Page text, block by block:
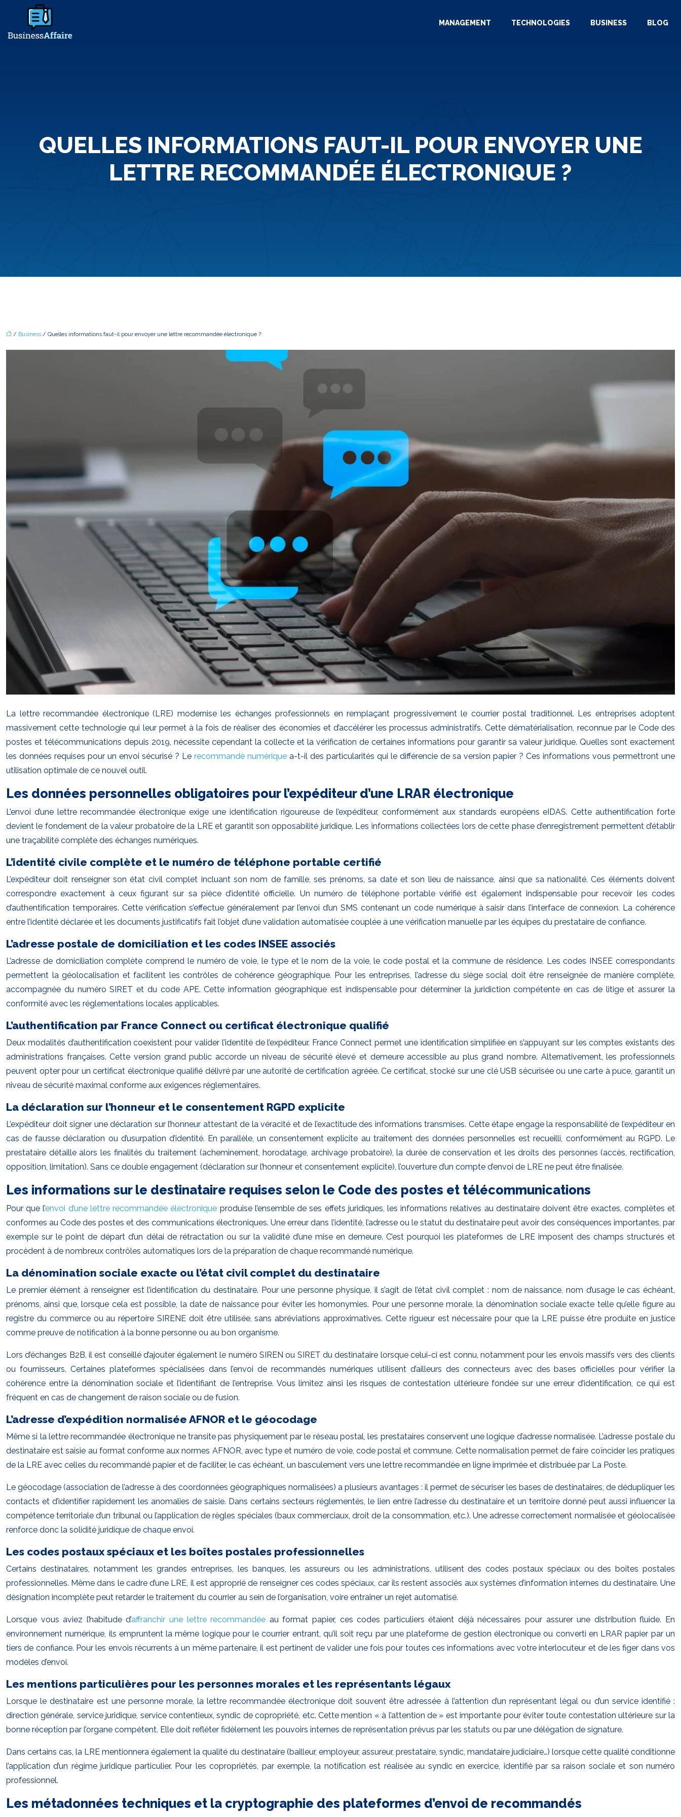
MANAGEMENT TECHNOLOGIES BUSINESS BLOG
QUELLES INFORMATIONS FAUT-IL POUR ENVOYER UNE
LETTRE RECOMMANDÉE ÉLECTRONIQUE ?
/ Business / Quelles informations faut-il pour envoyer une lettre recommandée électronique ?
La lettre recommandée électronique (LRE) modernise les échanges professionnels en remplaçant progressivement le courrier postal traditionnel. Les entreprises adoptent
massivement cette technologie qui leur permet à la fois de réaliser des économies et d’accélérer les processus administratifs. Cette dématérialisation, reconnue par le Code des
postes et télécommunications depuis 2019, nécessite cependant la collecte et la vérification de certaines informations pour garantir sa valeur juridique. Quelles sont exactement
les données requises pour un envoi sécurisé ? Le recommandé numérique a-t-il des particularités qui le différencie de sa version papier ? Ces informations vous permettront une
utilisation optimale de ce nouvel outil.
Les données personnelles obligatoires pour l’expéditeur d’une LRAR électronique
L’envoi d’une lettre recommandée électronique exige une identification rigoureuse de l’expéditeur, conformément aux standards européens eIDAS. Cette authentification forte
devient le fondement de la valeur probatoire de la LRE et garantit son opposabilité juridique. Les informations collectées lors de cette phase d’enregistrement permettent d’établir
une traçabilité complète des échanges numériques.
L’identité civile complète et le numéro de téléphone portable certifié
L’expéditeur doit renseigner son état civil complet incluant son nom de famille, ses prénoms, sa date et son lieu de naissance, ainsi que sa nationalité. Ces éléments doivent
correspondre exactement à ceux figurant sur sa pièce d’identité officielle. Un numéro de téléphone portable vérifié est également indispensable pour recevoir les codes
d’authentification temporaires. Cette vérification s’effectue généralement par l’envoi d’un SMS contenant un code numérique à saisir dans l’interface de connexion. La cohérence
entre l’identité déclarée et les documents justificatifs fait l’objet d’une validation automatisée couplée à une vérification manuelle par les équipes du prestataire de confiance.
L’adresse postale de domiciliation et les codes INSEE associés
L’adresse de domiciliation complète comprend le numéro de voie, le type et le nom de la voie, le code postal et la commune de résidence. Les codes INSEE correspondants
permettent la géolocalisation et facilitent les contrôles de cohérence géographique. Pour les entreprises, l’adresse du siège social doit être renseignée de manière complète,
accompagnée du numéro SIRET et du code APE. Cette information géographique est indispensable pour déterminer la juridiction compétente en cas de litige et assurer la
conformité avec les réglementations locales applicables.
L’authentification par France Connect ou certificat électronique qualifié
Deux modalités d’authentification coexistent pour valider l’identité de l’expéditeur. France Connect permet une identification simplifiée en s’appuyant sur les comptes existants des
administrations françaises. Cette version grand public accorde un niveau de sécurité élevé et demeure accessible au plus grand nombre. Alternativement, les professionnels
peuvent opter pour un certificat électronique qualifié délivré par une autorité de certification agréée. Ce certificat, stocké sur une clé USB sécurisée ou une carte à puce, garantit un
niveau de sécurité maximal conforme aux exigences réglementaires.
La déclaration sur l’honneur et le consentement RGPD explicite
L’expéditeur doit signer une déclaration sur l’honneur attestant de la véracité et de l’exactitude des informations transmises. Cette étape engage la responsabilité de l’expéditeur en
cas de fausse déclaration ou d’usurpation d’identité. En parallèle, un consentement explicite au traitement des données personnelles est recueilli, conformément au RGPD. Le
prestataire détaille alors les finalités du traitement (acheminement, horodatage, archivage probatoire), la durée de conservation et les droits des personnes (accès, rectification,
opposition, limitation). Sans ce double engagement (déclaration sur l’honneur et consentement explicite), l’ouverture d’un compte d’envoi de LRE ne peut être finalisée.
Les informations sur le destinataire requises selon le Code des postes et télécommunications
Pour que l’envoi d’une lettre recommandée électronique produise l’ensemble de ses effets juridiques, les informations relatives au destinataire doivent être exactes, complètes et
conformes au Code des postes et des communications électroniques. Une erreur dans l’identité, l’adresse ou le statut du destinataire peut avoir des conséquences importantes, par
exemple sur le point de départ d’un délai de rétractation ou sur la validité d’une mise en demeure. C’est pourquoi les plateformes de LRE imposent des champs structurés et
procèdent à de nombreux contrôles automatiques lors de la préparation de chaque recommandé numérique.
La dénomination sociale exacte ou l’état civil complet du destinataire
Le premier élément à renseigner est l’identification du destinataire. Pour une personne physique, il s’agit de l’état civil complet : nom de naissance, nom d’usage le cas échéant,
prénoms, ainsi que, lorsque cela est possible, la date de naissance pour éviter les homonymies. Pour une personne morale, la dénomination sociale exacte telle qu’elle figure au
registre du commerce ou au répertoire SIRENE doit être utilisée, sans abréviations approximatives. Cette rigueur est nécessaire pour que la LRE puisse être produite en justice
comme preuve de notification à la bonne personne ou au bon organisme.
Lors d’échanges B2B, il est conseillé d’ajouter également le numéro SIREN ou SIRET du destinataire lorsque celui-ci est connu, notamment pour les envois massifs vers des clients
ou fournisseurs. Certaines plateformes spécialisées dans l’envoi de recommandés numériques utilisent d’ailleurs des connecteurs avec des bases officielles pour vérifier la
cohérence entre la dénomination sociale et l’identifiant de l’entreprise. Vous limitez ainsi les risques de contestation ultérieure fondée sur une erreur d’identification, ce qui est
fréquent en cas de changement de raison sociale ou de fusion.
L’adresse d’expédition normalisée AFNOR et le géocodage
Même si la lettre recommandée électronique ne transite pas physiquement par le réseau postal, les prestataires conservent une logique d’adresse normalisée. L’adresse postale du
destinataire est saisie au format conforme aux normes AFNOR, avec type et numéro de voie, code postal et commune. Cette normalisation permet de faire coïncider les pratiques
de la LRE avec celles du recommandé papier et de faciliter, le cas échéant, un basculement vers une lettre recommandée en ligne imprimée et distribuée par La Poste.
Le géocodage (association de l’adresse à des coordonnées géographiques normalisées) a plusieurs avantages : il permet de sécuriser les bases de destinataires, de dédupliquer les
contacts et d’identifier rapidement les anomalies de saisie. Dans certains secteurs réglementés, le lien entre l’adresse du destinataire et un territoire donné peut aussi influencer la
compétence territoriale d’un tribunal ou l’application de règles spéciales (baux commerciaux, droit de la consommation, etc.). Une adresse correctement normalisée et géolocalisée
renforce donc la solidité juridique de chaque envoi.
Les codes postaux spéciaux et les boîtes postales professionnelles
Certains destinataires, notamment les grandes entreprises, les banques, les assureurs ou les administrations, utilisent des codes postaux spéciaux ou des boîtes postales
professionnelles. Même dans le cadre d’une LRE, il est approprié de renseigner ces codes spéciaux, car ils restent associés aux systèmes d’information internes du destinataire. Une
désignation incomplète peut retarder le traitement du courrier au sein de l’organisation, voire entraîner un rejet automatisé.
Lorsque vous aviez l’habitude d’affranchir une lettre recommandée au format papier, ces codes particuliers étaient déjà nécessaires pour assurer une distribution fluide. En
environnement numérique, ils empruntent la même logique pour le courrier entrant, qu’il soit reçu par une plateforme de gestion électronique ou converti en LRAR papier par un
tiers de confiance. Pour les envois récurrents à un même partenaire, il est pertinent de valider une fois pour toutes ces informations avec votre interlocuteur et de les figer dans vos
modèles d’envoi.
Les mentions particulières pour les personnes morales et les représentants légaux
Lorsque le destinataire est une personne morale, la lettre recommandée électronique doit souvent être adressée à l’attention d’un représentant légal ou d’un service identifié :
direction générale, service juridique, service contentieux, syndic de copropriété, etc. Cette mention « à l’attention de » est importante pour éviter toute contestation ultérieure sur la
bonne réception par l’organe compétent. Elle doit refléter fidèlement les pouvoirs internes de représentation prévus par les statuts ou par une délégation de signature.
Dans certains cas, la LRE mentionnera également la qualité du destinataire (bailleur, employeur, assureur, prestataire, syndic, mandataire judiciaire…) lorsque cette qualité conditionne
l’application d’un régime juridique particulier. Pour les copropriétés, par exemple, la notification est réalisée au syndic en exercice, identifié par sa raison sociale et son numéro
professionnel.
Les métadonnées techniques et la cryptographie des plateformes d’envoi de recommandés